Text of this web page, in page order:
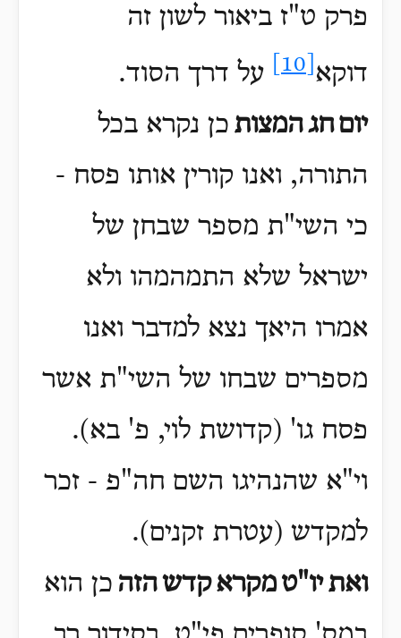
פרק ט"ז ביאור לשון זה
דוקא
על דרך הסוד.
יוםחגהמצות כן נקרא בכל
התורה, ואנו קורין אותו פסח -
כי השי"ת מספר שבחן של
ישראל שלא התמהמהו ולא
אמרו היאך נצא למדבר ואנו
מספרים שבחו של השי"ת אשר
פסח גו' (קדושת לוי, פ' בא).
וי"א שהנהיגו השם חה"פ - זכר
למקדש (עטרת זקנים).
ואתיו"טמקראקדשהזה כן הוא